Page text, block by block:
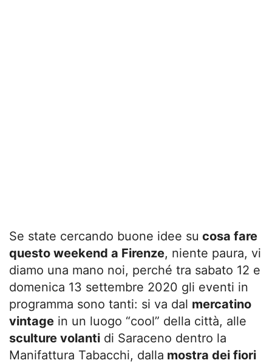
Se state cercando buone idee su cosa fare
questo weekend a Firenze, niente paura, vi
diamo una mano noi, perché tra sabato 12 e
domenica 13 settembre 2020 gli eventi in
programma sono tanti: si va dal mercatino
vintage in un luogo “cool” della città, alle
sculture volanti di Saraceno dentro la
Manifattura Tabacchi, dalla mostra dei fiori